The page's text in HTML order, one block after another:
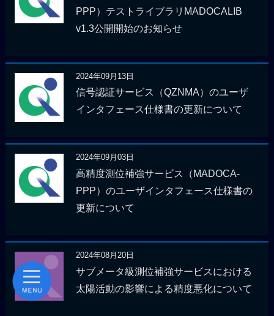
PPP）テストライブラリMADOCALIB
v1.3公開開始のお知らせ
2024年09月13日
信号認証サービス（QZNMA）のユーザ
インタフェース仕様書の更新について
2024年09月03日
高精度測位補強サービス（MADOCA-
PPP）のユーザインタフェース仕様書の
更新について
2024年08月20日
サブメータ級測位補強サービスにおける
太陽活動の影響による精度悪化について